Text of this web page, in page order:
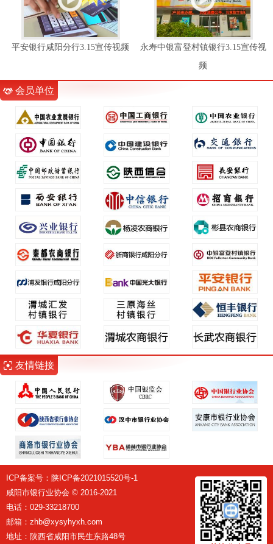
平安银行咸阳分行3.15宣传视频
永寿中银富登村镇银行3.15宣传视
频
会员单位
友情链接
ICP备案号： 陕ICP备2021015520号-1
咸阳市银行业协会 © 2016-2021
电话：029-33218700
邮箱：zhb@xysyhyxh.com
地址：陕西省咸阳市民生东路48号